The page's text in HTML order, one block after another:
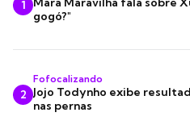
1
gogó?"
2
Fofocalizando
Jojo Todynho exibe
nas pernas